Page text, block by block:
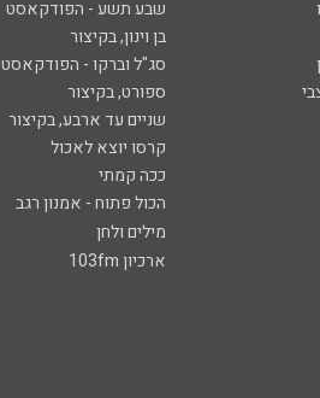
שבע תשע - הפודקאסט
בן וינון, בקיצור
סג"ל וברקו - הפודקאסט
ספורט, בקיצור
שניים עד ארבע, בקיצור
קרסו יוצא לאכול
ככה קמתי
הכול פתוח - אמנון רגב
מילים ולחן
ארכיון 103fm